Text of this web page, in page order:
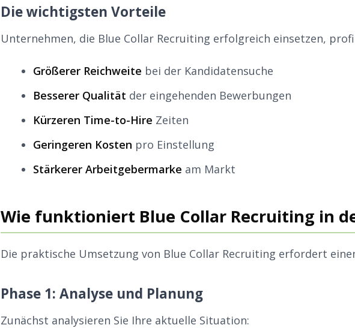
Die wichtigsten Vorteile
Unternehmen, die Blue Collar Recruiting erfolgreich einsetzen,
Größerer Reichweite bei der Kandidatensuche
Besserer Qualität der eingehenden Bewerbungen
Kürzeren Time-to-Hire Zeiten
Geringeren Kosten pro Einstellung
Stärkerer Arbeitgebermarke am Markt
Wie funktioniert Blue Collar Recruiting in
Die praktische Umsetzung von Blue Collar Recruiting erfordert
Phase 1: Analyse und Planung
Zunächst analysieren Sie Ihre aktuelle Situation: